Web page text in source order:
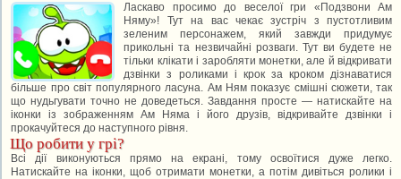
Ласкаво просимо до веселої гри «Подзвони Ам
Няму»! Тут на вас чекає зустріч з пустотливим
зеленим персонажем, який завжди придумує
прикольні та незвичайні розваги. Тут ви будете не
тільки клікати і заробляти монетки, але й відкривати
дзвінки з роликами і крок за кроком дізнаватися
більше про світ популярного ласуна. Ам Ням показує смішні сюжети, так
що нудьгувати точно не доведеться. Завдання просте — натискайте на
іконки із зображенням Ам Няма і його друзів, відкривайте дзвінки і
прокачуйтеся до наступного рівня.
Що робити у грі?
Всі дії виконуються прямо на екрані, тому освоїтися дуже легко.
Натискайте на іконки, щоб отримати монетки, а потім дивіться ролики і